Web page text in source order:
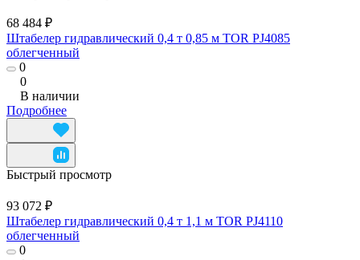
68 484 ₽
Штабелер гидравлический 0,4 т 0,85 м TOR PJ4085
облегченный
0
0
В наличии
Подробнее
Быстрый просмотр
93 072 ₽
Штабелер гидравлический 0,4 т 1,1 м TOR PJ4110
облегченный
0